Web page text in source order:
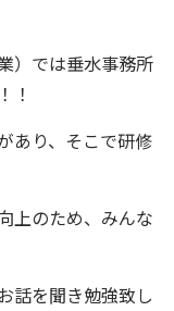
）では垂水事務所
！
あり、そこで研修
上のため、みんな
話を聞き勉強致し